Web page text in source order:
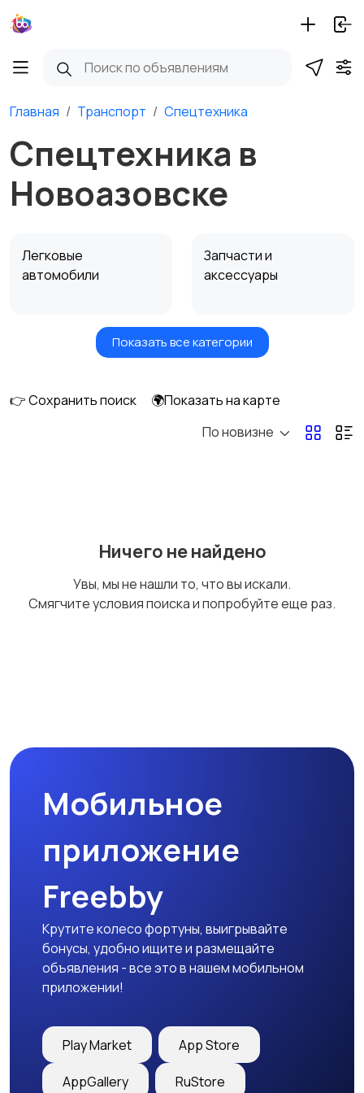
Главная Транспорт Спецтехника
Спецтехника в
Новоазовске
Легковые
автомобили
Запчасти и
аксессуары
Водный транспорт Автобусы и грузовики
Спецтехника
Показать все категории
👉 Сохранить поиск
🌍Показать на карте
По новизне
Ничего не найдено
Увы, мы не нашли то, что вы искали.
Смягчите условия поиска и попробуйте еще раз.
Мобильное
приложение
Freebby
Крутите колесо фортуны, выигрывайте
бонусы, удобно ищите и размещайте
объявления - все это в нашем мобильном
приложении!
Play Market App Store
AppGallery RuStore